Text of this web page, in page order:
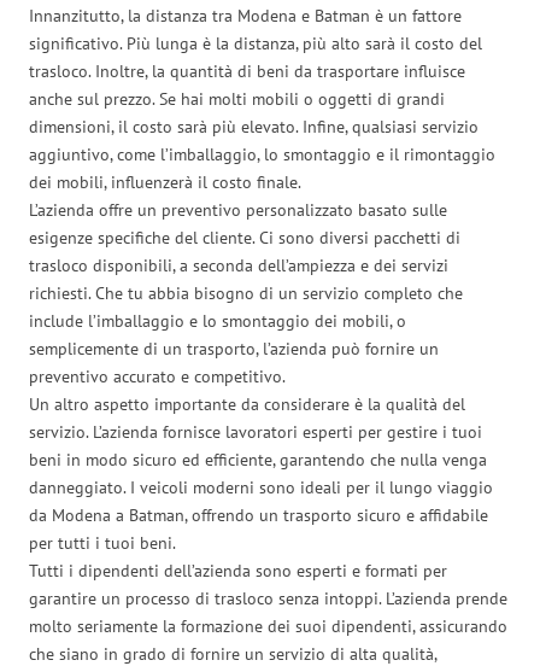
Innanzitutto, la distanza tra Modena e Batman è un fattore
significativo. Più lunga è la distanza, più alto sarà il costo del
trasloco. Inoltre, la quantità di beni da trasportare influisce
anche sul prezzo. Se hai molti mobili o oggetti di grandi
dimensioni, il costo sarà più elevato. Infine, qualsiasi servizio
aggiuntivo, come l’imballaggio, lo smontaggio e il rimontaggio
dei mobili, influenzerà il costo finale.
L’azienda offre un preventivo personalizzato basato sulle
esigenze specifiche del cliente. Ci sono diversi pacchetti di
trasloco disponibili, a seconda dell’ampiezza e dei servizi
richiesti. Che tu abbia bisogno di un servizio completo che
include l’imballaggio e lo smontaggio dei mobili, o
semplicemente di un trasporto, l’azienda può fornire un
preventivo accurato e competitivo.
Un altro aspetto importante da considerare è la qualità del
servizio. L’azienda fornisce lavoratori esperti per gestire i tuoi
beni in modo sicuro ed efficiente, garantendo che nulla venga
danneggiato. I veicoli moderni sono ideali per il lungo viaggio
da Modena a Batman, offrendo un trasporto sicuro e affidabile
per tutti i tuoi beni.
Tutti i dipendenti dell’azienda sono esperti e formati per
garantire un processo di trasloco senza intoppi. L’azienda prende
molto seriamente la formazione dei suoi dipendenti, assicurando
che siano in grado di fornire un servizio di alta qualità,